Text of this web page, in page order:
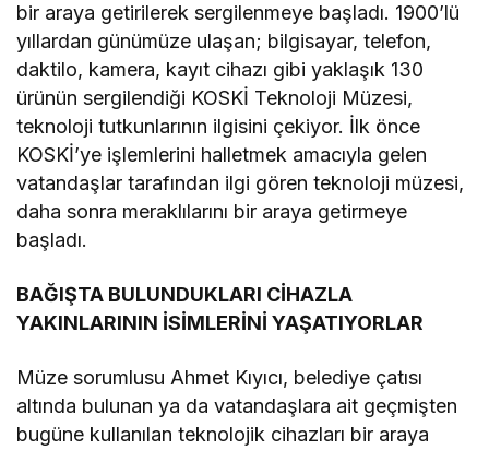
bir araya getirilerek sergilenmeye başladı. 1900’lü
yıllardan günümüze ulaşan; bilgisayar, telefon,
daktilo, kamera, kayıt cihazı gibi yaklaşık 130
ürünün sergilendiği KOSKİ Teknoloji Müzesi,
teknoloji tutkunlarının ilgisini çekiyor. İlk önce
KOSKİ’ye işlemlerini halletmek amacıyla gelen
vatandaşlar tarafından ilgi gören teknoloji müzesi,
daha sonra meraklılarını bir araya getirmeye
başladı.
BAĞIŞTA BULUNDUKLARI CİHAZLA
YAKINLARININ İSİMLERİNİ YAŞATIYORLAR
Müze sorumlusu Ahmet Kıyıcı, belediye çatısı
altında bulunan ya da vatandaşlara ait geçmişten
bugüne kullanılan teknolojik cihazları bir araya